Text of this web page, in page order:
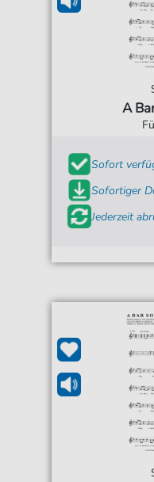
A
Sofort
Sofortiger
Jederzeit